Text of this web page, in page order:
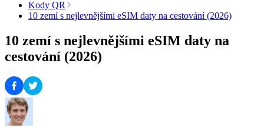
Kody QR
10 zemí s nejlevnějšími eSIM daty na cestování (2026)
10 zemí s nejlevnějšími eSIM daty na
cestování (2026)